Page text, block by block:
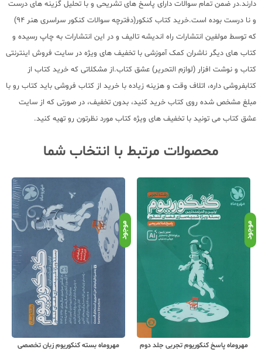
دارند.در ضمن تمام سوالات دارای پاسخ های تشریحی و با تحلیل گزینه های درست
و نا درست بوده است.خرید کتاب کنکور
(دفترچه سوالات کنکور سراسری هنر 94)
که توسط مولفین انتشارات راه اندیشه تالیف و در این انتشارات به چاپ رسیده و
کتاب های دیگر ناشران کمک آموزشی با تخفیف های ویژه در سایت فروش اینترنتی
کتاب و نوشت افزار (لوازم التحریر) عشق کتاب.از مشکلاتی که خرید کتاب از
کتابفروشی داره، اتلاف وقت و هزینه زیاده با خرید از کتاب فروشی باید کتاب رو با
مبلغ مشخص شده روی کتاب خرید کنید، بدون تخفیف، در صورتی که از سایت
عشق کتاب می تونید با تخفیف های ویژه کتاب مورد نظرتون رو تهیه کنید.
محصولات مرتبط با انتخاب شما
موجود
مهروماه پاسخ کنکوریوم تجربی جلد دوم
موجود
مهروماه بسته کنکوریوم زبان تخصصی